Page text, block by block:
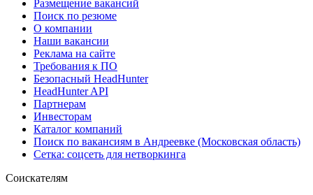
Размещение вакансий
Поиск по резюме
О компании
Наши вакансии
Реклама на сайте
Требования к ПО
Безопасный HeadHunter
HeadHunter API
Партнерам
Инвесторам
Каталог компаний
Поиск по вакансиям в Андреевке (Московская область)
Сетка: соцсеть для нетворкинга
Соискателям